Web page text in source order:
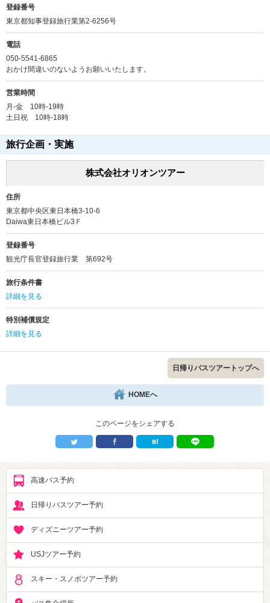
登録番号
東京都知事登録旅行業第2-6256号
電話
050-5541-6865
おかけ間違いのないようお願いいたします。
営業時間
月-金 10時-19時
土日祝 10時-18時
旅行企画・実施
株式会社オリオンツアー
住所
東京都中央区東日本橋3-10-6
Daiwa東日本橋ビル3Ｆ
登録番号
観光庁長官登録旅行業 第692号
旅行条件書
詳細を見る
特別補償規定
詳細を見る
日帰りバスツアートップへ
HOMEへ
このページをシェアする
高速バス予約
日帰りバスツアー予約
ディズニーツアー予約
USJツアー予約
スキー・スノボツアー予約